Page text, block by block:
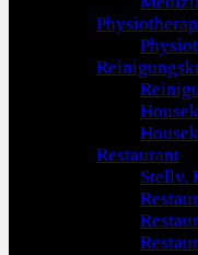
Restaurant
Stellv.